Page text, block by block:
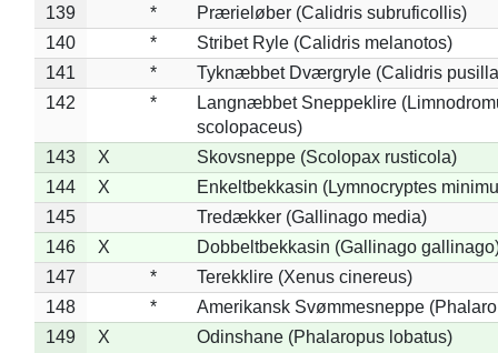
139
*
Prærieløber (Calidris subruficollis)
140
*
Stribet Ryle (Calidris melanotos)
141
*
Tyknæbbet Dværgryle (Calidris
142
*
Langnæbbet Sneppeklire
scolopaceus)
143
X
Skovsneppe (Scolopax rusticola)
144
X
Enkeltbekkasin (Lymnocryptes
145
Tredækker (Gallinago media)
146
X
Dobbeltbekkasin (Gallinago
147
*
Terekklire (Xenus cinereus)
148
*
Amerikansk Svømmesneppe
149
X Odinshane (Phalaropus lobatus)